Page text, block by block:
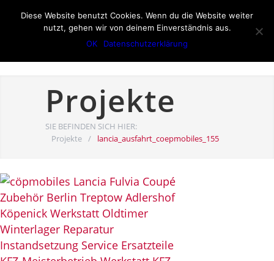
Projekte
SIE BEFINDEN SICH HIER:
Projekte / lancia_ausfahrt_coepmobiles_155
Diese Website benutzt Cookies. Wenn du die Website weiter
nutzt, gehen wir von deinem Einverständnis aus.
OK
Datenschutzerklärung